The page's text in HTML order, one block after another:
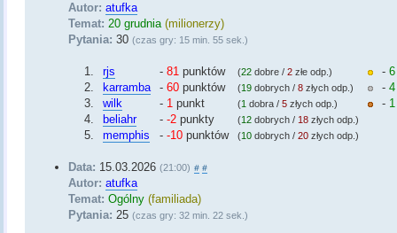
Autor: atufka
Temat: 20 grudnia (milionerzy)
Pytania: 30(czas gry: 15 min. 55 sek.)
1. rjs -81 punktów (22 dobre /2 złe odp.) -6
2.
karramba -60 punktów (19 dobrych /8 złych odp.) -4
3.
wilk - 1 punkt (1 dobra /5 złych odp.) - 1
4.
beliahr --2 punkty (12 dobrych /18 złych odp.)
5. memphis --10 punktów (10 dobrych /20 złych odp.)
Data: 15.03.2026(21:00) # #
Autor: atufka
Temat: Ogólny (familiada)
Pytania: 25(czas gry: 32 min. 22 sek.)